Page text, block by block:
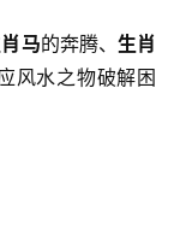
马的奔腾、 生肖
风水之物破解困